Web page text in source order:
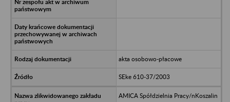
akta osobowo-płacowe
SEke 610-37/2003
AMICA Spółdzielnia Pracy/nKoszalin